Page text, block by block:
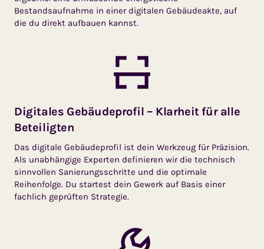
Bestandsaufnahme in einer digitalen Gebäudeakte, auf
die du direkt aufbauen kannst.
Digitales Gebäudeprofil – Klarheit für alle
Beteiligten
Das digitale Gebäudeprofil ist dein Werkzeug für Präzision.
Als unabhängige Experten definieren wir die technisch
sinnvollen Sanierungsschritte und die optimale
Reihenfolge. Du startest dein Gewerk auf Basis einer
fachlich geprüften Strategie.